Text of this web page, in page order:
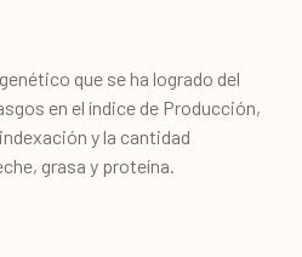
que se ha logrado del
en el índice de Producción,
y la cantidad
grasa y proteína.